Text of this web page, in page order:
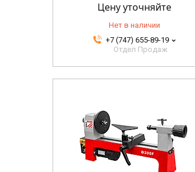
Цену уточняйте
Нет в наличии
+7 (747) 655-89-19
Отдел Продаж